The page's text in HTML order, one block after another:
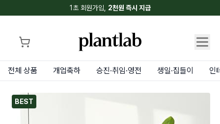
1초 회원가입, 2천원 즉시 지급
전체 상품 개업축하 승진·취임·영전 생일·집들이 인
BEST